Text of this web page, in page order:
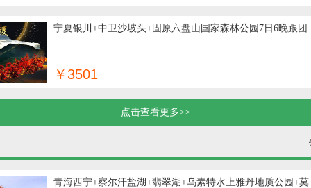
宁夏银川+中卫沙坡头+固原六盘山国家森林公园7日6晚跟团
￥3501
点击查看更多>>
青海西宁+察尔汗盐湖+翡翠湖+乌素特水上雅丹地质公园+莫